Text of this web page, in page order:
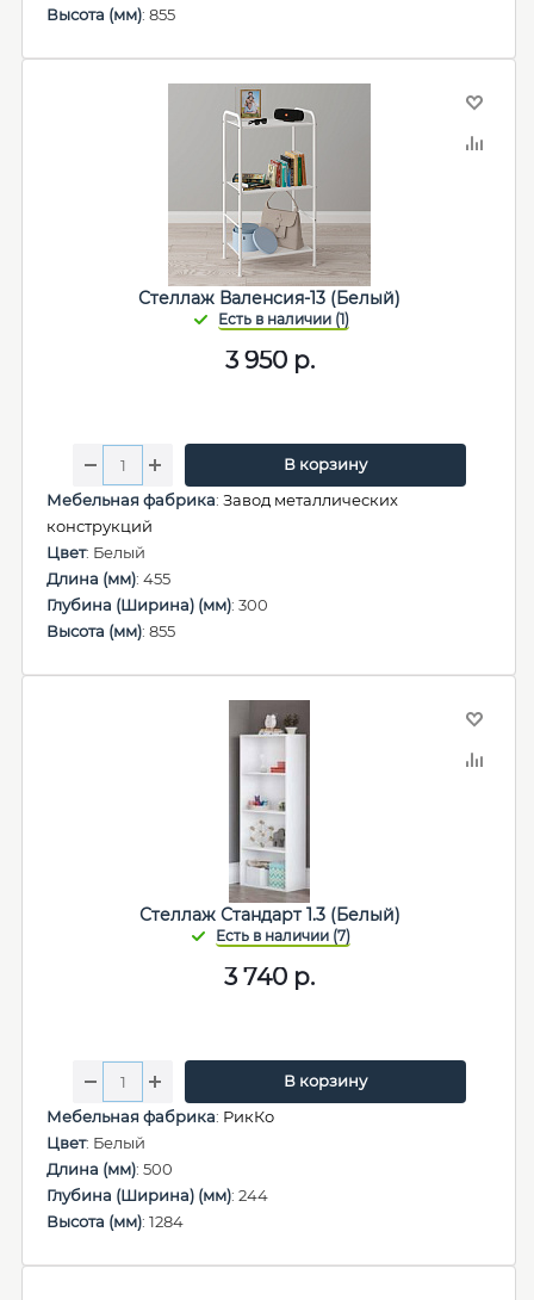
Высота (мм): 855
Стеллаж Валенсия-13 (Белый)
3 950р.
В корзину
Мебельная фабрика: Завод металлических
конструкций
Цвет: Белый
Длина (мм): 455
Глубина (Ширина) (мм): 300
Высота (мм): 855
Стеллаж Стандарт 1.3 (Белый)
3 740 р.
В корзину
Мебельная фабрика: РикКо
Цвет: Белый
Длина (мм): 500
Глубина (Ширина) (мм): 244
Высота (мм): 1284